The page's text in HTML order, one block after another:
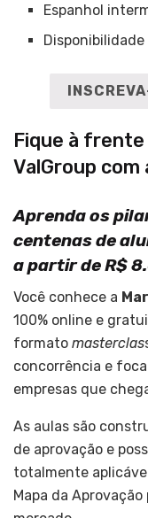
Espanhol
Fique à frente
ValGroup com
Aprenda os
centenas de
a partir de R$
Você conhece a
100% online e
formato masterclas
concorrência e
empresas que
As aulas são
de aprovação e
totalmente
Mapa da